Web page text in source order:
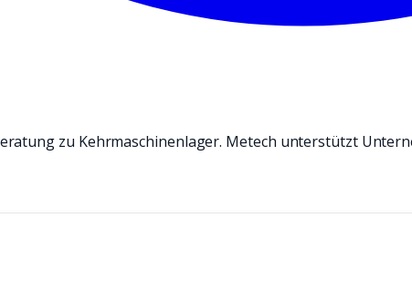
zu Kehrmaschinenlager. Metech unterstützt